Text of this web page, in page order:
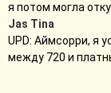
я потом могла
Jas Tina
UPD: Аймсорри, я
между 720 и